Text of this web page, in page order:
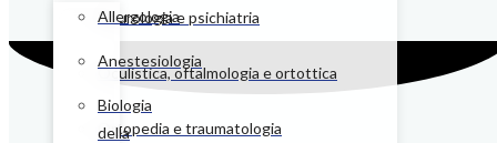
Neurologia e psichiatria
Oculistica, oftalmologia e ortottica
Ortopedia e traumatologia
Allergologia
Anestesiologia
Biologia
della